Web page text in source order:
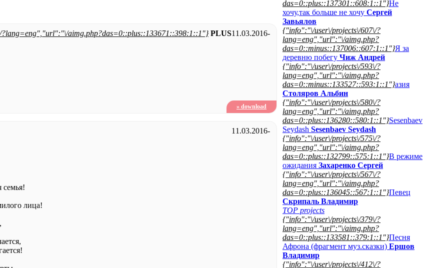
11.03.2016-
» download
?lang=eng","url":"\/aimg.php?das=0::plus::133671::398:1::1"} PLUS
11.03.2016-
семья!
лица!
das=0::plus::137301::608:1::1"}Не
хочу,так больше не хочу Сергей
Завьялов
{"info":"\/user\/projects\/607\/?
lang=eng","url":"\/aimg.php?
das=0::minus::137006::607:1::1"}Я за
деревню побегу Чиж Андрей
{"info":"\/user\/projects\/593\/?
lang=eng","url":"\/aimg.php?
das=0::minus::133527::593:1::1"}азия
Столяров Альбин
{"info":"\/user\/projects\/580\/?
lang=eng","url":"\/aimg.php?
das=0::plus::136280::580:1::1"}Sesenbaev
Seydash Sesenbaev Seydash
{"info":"\/user\/projects\/575\/?
lang=eng","url":"\/aimg.php?
das=0::plus::132799::575:1::1"}В режиме
ожидания Захаренко Сергей
{"info":"\/user\/projects\/567\/?
lang=eng","url":"\/aimg.php?
das=0::plus::136045::567:1::1"}Певец
Скрипаль Владимир
TOP projects
{"info":"\/user\/projects\/379\/?
lang=eng","url":"\/aimg.php?
das=0::plus::133581::379:1::1"}Песня
Афрона (фрагмент муз.сказки) Ершов
Владимир
{"info":"\/user\/projects\/412\/?